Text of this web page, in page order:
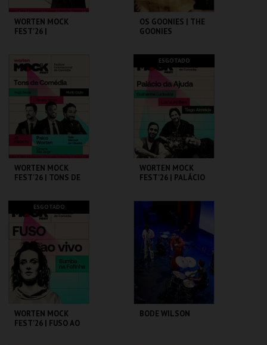
WORTEN MOCK
FEST'26 |
CINEMA SÃO JORGE .
MAIS INFO
COMPRAR
OS GOONIES | THE
GOONIES
CAPITÓLIO.
MAIS INFO
COMPRAR
WORTEN MOCK
FEST'26 | TONS DE
CINEMA SÃO JORGE .
MAIS INFO
COMPRAR
ESGOTADO
WORTEN MOCK
FEST'26 | PALÁCIO
CINEMA SÃO JORGE .
MAIS INFO
ESGOTADO
WORTEN MOCK
FEST'26 | FUSO AO
BODE WILSON